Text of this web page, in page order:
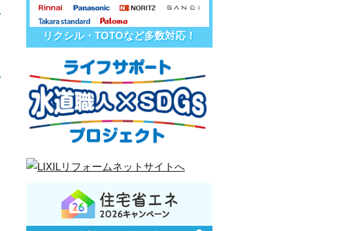
リクシル・TOTOなど多数対応！